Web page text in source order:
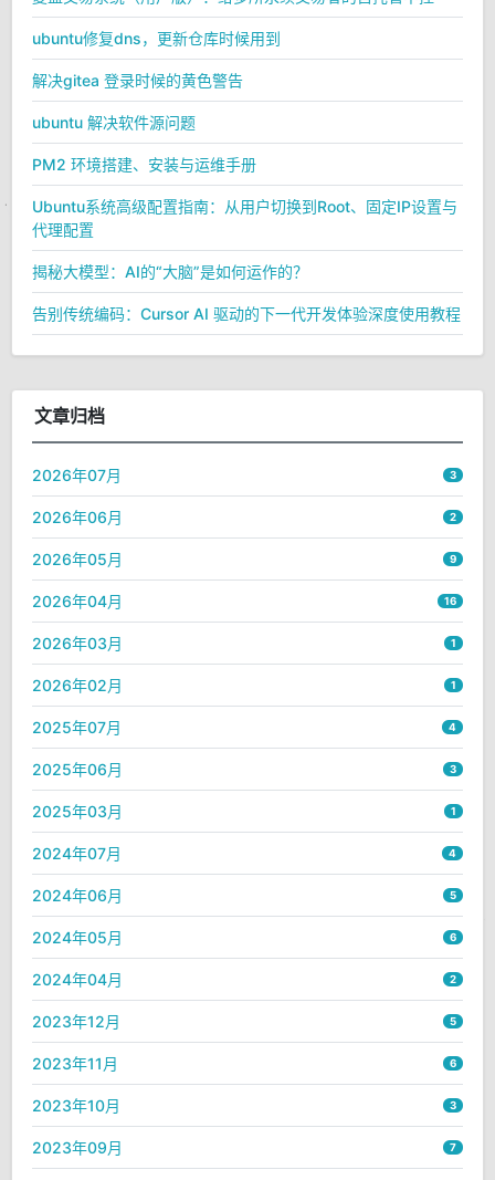
ubuntu修复dns，更新仓库时候用到
解决gitea 登录时候的黄色警告
ubuntu 解决软件源问题
PM2 环境搭建、安装与运维手册
Ubuntu系统高级配置指南：从用户切换到Root、固定IP设置与
代理配置
揭秘大模型：AI的“大脑”是如何运作的？
告别传统编码：Cursor AI 驱动的下一代开发体验深度使用教程
文章归档
2026年07月 3
2026年06月 2
2026年05月 9
2026年04月 16
2026年03月 1
2026年02月 1
2025年07月 4
2025年06月 3
2025年03月 1
2024年07月 4
2024年06月 5
2024年05月 6
2024年04月 2
2023年12月 5
2023年11月 6
2023年10月 3
2023年09月 7